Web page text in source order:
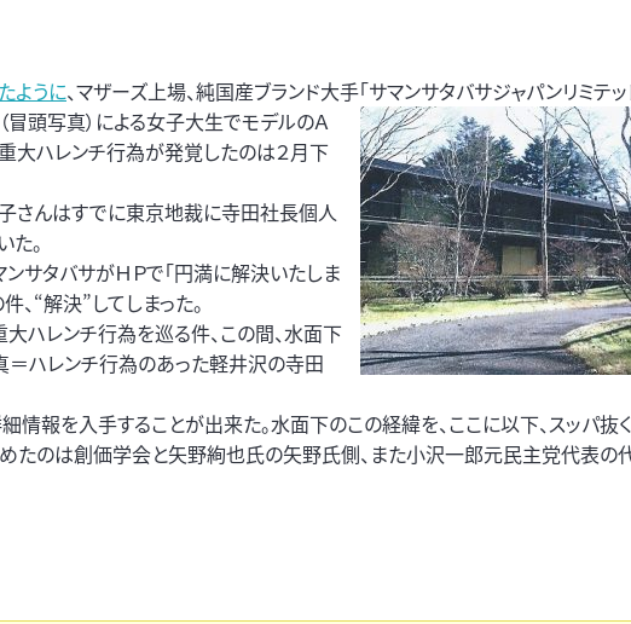
ように、マザーズ上場、純国産ブランド大手「サマンサタバサジャパンリミテ
冒頭写真）による女子大生でモデルのＡ
重大ハレンチ行為が発覚したのは２月下
子さんはすでに東京地裁に寺田社長個人
た。
ンサタバサがＨＰで「円満に解決いたしま
、“解決”してしまった。
ハレンチ行為を巡る件、この間、水面下
＝ハレンチ行為のあった軽井沢の寺田
報を入手することが出来た。水面下のこの経緯を、ここに以下、スッパ抜く
たのは創価学会と矢野絢也氏の矢野氏側、また小沢一郎元民主党代表の